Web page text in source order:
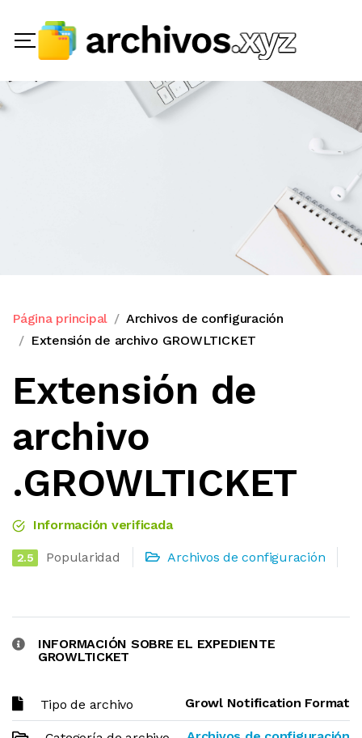
Página principal
Archivos de configuración
Extensión de archivo GROWLTICKET
Extensión de
archivo
.GROWLTICKET
Información verificada
2.5 Popularidad Archivos de configuración
INFORMACIÓN SOBRE EL EXPEDIENTE
GROWLTICKET
Tipo de archivo Growl Notification Format